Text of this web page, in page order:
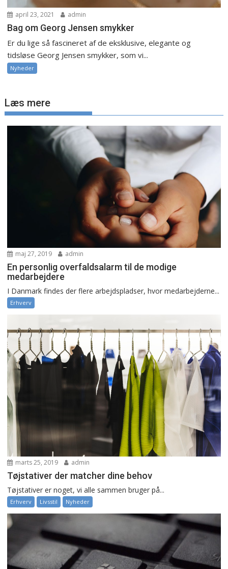
april 23, 2021 admin
Bag om Georg Jensen smykker
Er du lige så fascineret af de eksklusive, elegante og
tidsløse Georg Jensen smykker, som vi...
Nyheder
Læs mere
maj 27, 2019 admin
En personlig overfaldsalarm til de modige
medarbejdere
I Danmark findes der flere arbejdspladser, hvor medarbejderne...
Erhverv
marts 25, 2019 admin
Tøjstativer der matcher dine behov
Tøjstativer er noget, vi alle sammen bruger på...
Erhverv Livsstil Nyheder